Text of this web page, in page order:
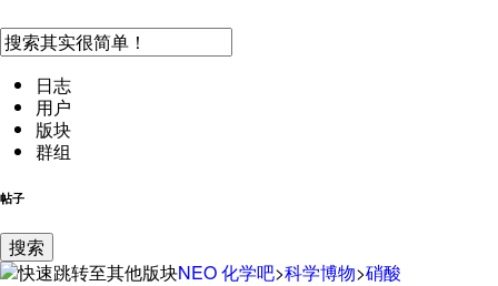
日志
用户
版块
群组
帖子
搜索
NEO化学吧>科学博物>硝酸